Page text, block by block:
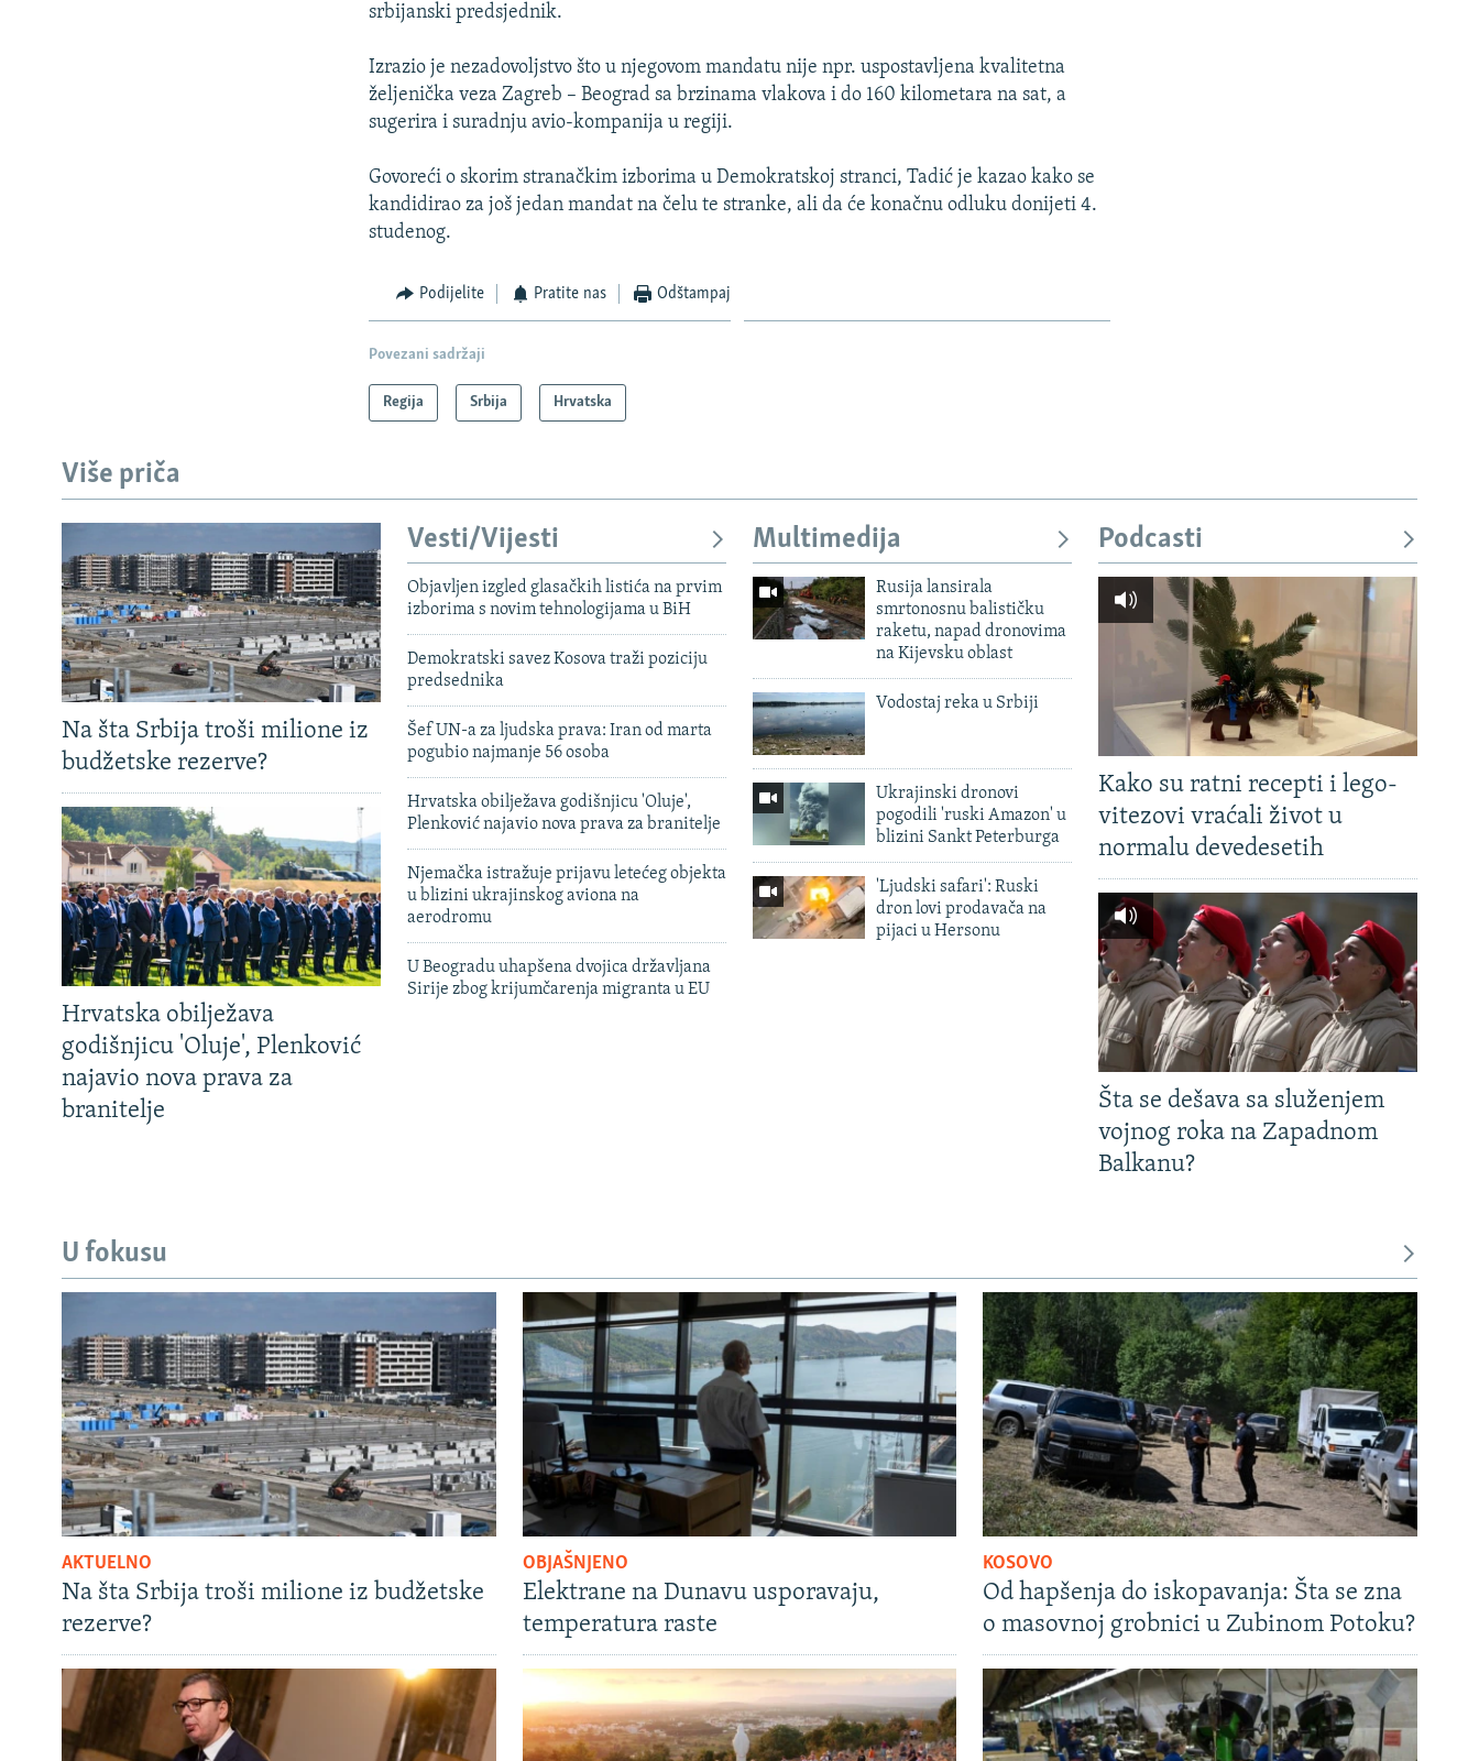
srbijanski predsjednik.
Izrazio je nezadovoljstvo što u njegovom mandatu nije npr. uspostavljena kvalitetna
željenička veza Zagreb – Beograd sa brzinama vlakova i do 160 kilometara na sat, a
sugerira i suradnju avio-kompanija u regiji.
Govoreći o skorim stranačkim izborima u Demokratskoj stranci, Tadić je kazao kako se
kandidirao za još jedan mandat na čelu te stranke, ali da će konačnu odluku donijeti 4.
studenog.
Podijelite Pratite nas Odštampaj
Povezani sadržaji
Regija Srbija Hrvatska
Više priča
Na šta Srbija troši milione iz
budžetske rezerve?
Hrvatska obilježava
godišnjicu 'Oluje', Plenković
najavio nova prava za
branitelje
Vesti/Vijesti
Objavljen izgled glasačkih listića na prvim
izborima s novim tehnologijama u BiH
Demokratski savez Kosova traži poziciju
predsednika
Šef UN-a za ljudska prava: Iran od marta
pogubio najmanje 56 osoba
Hrvatska obilježava godišnjicu 'Oluje',
Plenković najavio nova prava za branitelje
Njemačka istražuje prijavu letećeg objekta
u blizini ukrajinskog aviona na
aerodromu
U Beogradu uhapšena dvojica državljana
Sirije zbog krijumčarenja migranta u EU
Multimedija
Rusija lansirala
smrtonosnu balističku
raketu, napad dronovima
na Kijevsku oblast
Vodostaj reka u Srbiji
Ukrajinski dronovi
pogodili 'ruski Amazon' u
blizini Sankt Peterburga
'Ljudski safari': Ruski
dron lovi prodavača na
pijaci u Hersonu
Podcasti
Kako su ratni recepti i lego-
vitezovi vraćali život u
normalu devedesetih
Šta se dešava sa služenjem
vojnog roka na Zapadnom
Balkanu?
U fokusu
AKTUELNO
Na šta Srbija troši milione iz budžetske
rezerve?
OBJAŠNJENO
Elektrane na Dunavu usporavaju,
temperatura raste
KOSOVO
Od hapšenja do iskopavanja: Šta se zna
o masovnoj grobnici u Zubinom Potoku?